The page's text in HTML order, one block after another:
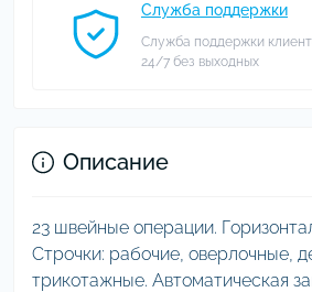
Служба поддержки
Служба поддержки
24/7 без выходных
Описание
23 швейные операции.
Строчки: рабочие, оверлочные,
трикотажные. Автоматическая